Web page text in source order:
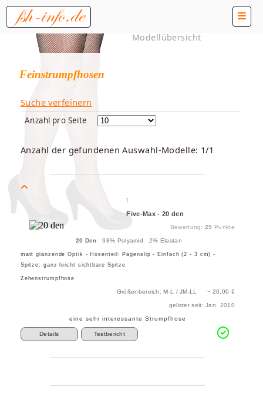
Modellübersicht
Feinstrumpfhosen
Suche verfeinern
Anzahl pro Seite
Anzahl der gefundenen Auswahl-Modelle: 1/1
1
Five-Max - 20 den
Bewertung:29 Punkte
20 Den 98% Polyamid 2% Elastan
matt glänzende Optik - Hosenteil: Pagenslip - Einfach (2 - 3 cm) -
Spitze: ganz leicht sichtbare Spitze
Zehenstrumpfhose
Größenbereich: M-L / JM-LL ~ 20,00 €
gelistet seit: Jan. 2010
eine sehr interessante Strumpfhose
Details Testbericht